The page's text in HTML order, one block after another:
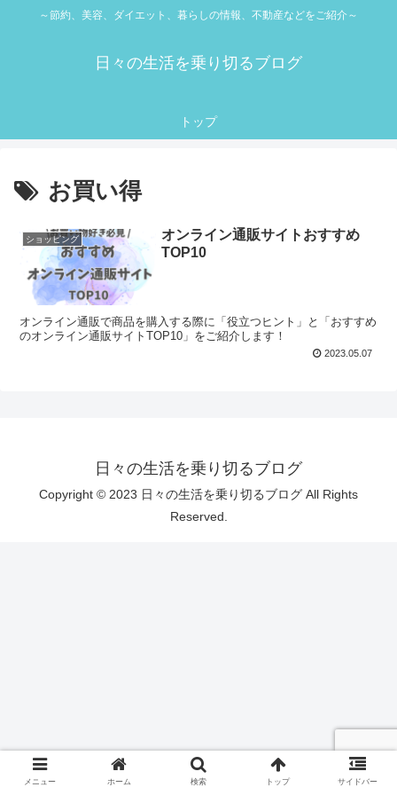
～節約、美容、ダイエット、暮らしの情報、不動産などをご紹介～
日々の生活を乗り切るブログ
トップ
お買い得
ショッピング
オンライン通販サイトおすすめ
TOP10
オンライン通販で商品を購入する際に「役立つヒント」と「おすすめ
のオンライン通販サイトTOP10」をご紹介します！
2023.05.07
日々の生活を乗り切るブログ
Copyright © 2023 日々の生活を乗り切るブログ All Rights
Reserved.
メニュー ホーム 検索 トップ サイドバー